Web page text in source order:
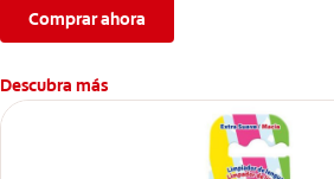
Comprar ahora
Descubra más